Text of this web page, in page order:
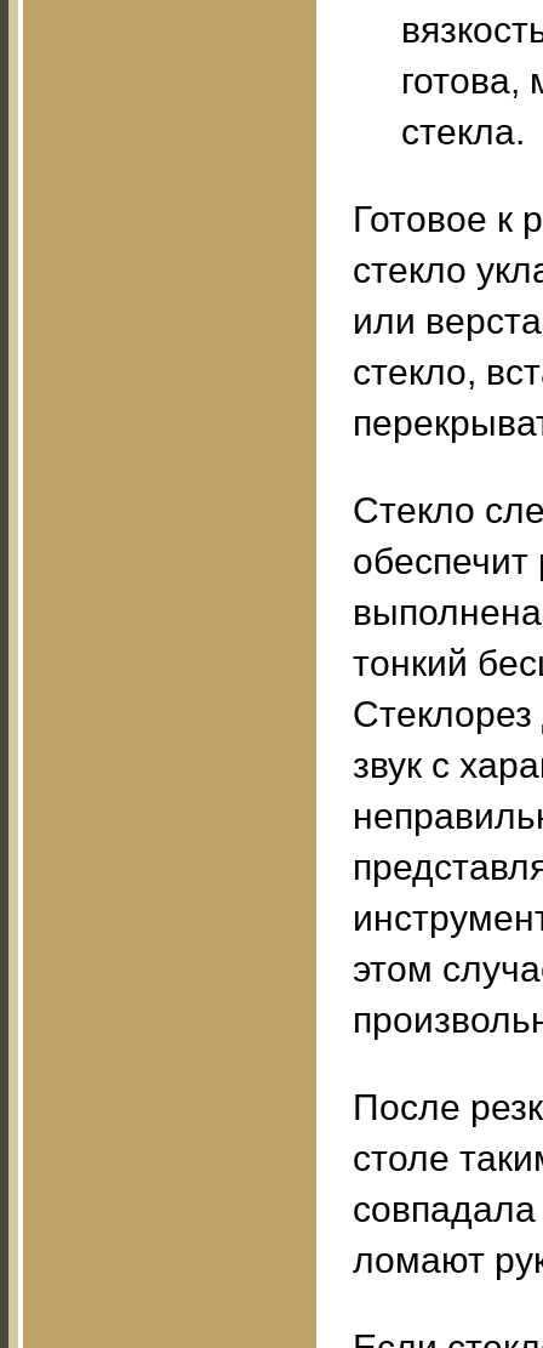
готова,
стекла.
Готовое к
стекло
или
стекло,
Стекло
тонкий
звук с
этом
После
столе
совпадала
ломают